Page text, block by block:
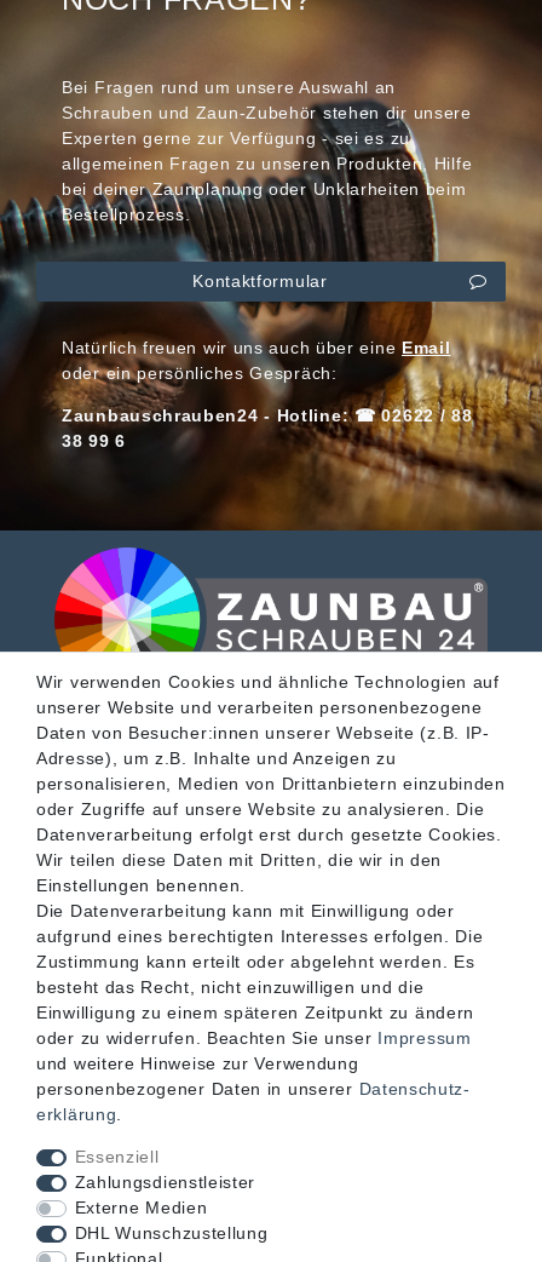
Bei Fragen rund um unsere Auswahl an
Schrauben und Zaun-Zubehör stehen dir unsere
Experten gerne zur Verfügung - sei es zu
allgemeinen Fragen zu unseren Produkten, Hilfe
bei deiner Zaunplanung oder Unklarheiten beim
Bestellprozess.
Kontaktformular
Natürlich freuen wir uns auch über eineEmail
oder ein persönliches Gespräch:
Zaunbauschrauben24 - Hotline: ☎ 02622 / 88
38 99 6
SERVICE
INFORMATIONEN
KONTAKT
Wir verwenden Cookies und ähnliche Technologien auf
unserer Website und verarbeiten personenbezogene
Daten von Besucher:innen unserer Webseite (z.B. IP-
Adresse), um z.B. Inhalte und Anzeigen zu
personalisieren, Medien von Drittanbietern einzubinden
oder Zugriffe auf unsere Website zu analysieren. Die
Datenverarbeitung erfolgt erst durch gesetzte Cookies.
Wir teilen diese Daten mit Dritten, die wir in den
Einstellungen benennen.
Die Datenverarbeitung kann mit Einwilligung oder
aufgrund eines berechtigten Interesses erfolgen. Die
Zustimmung kann erteilt oder abgelehnt werden. Es
besteht das Recht, nicht einzuwilligen und die
Einwilligung zu einem späteren Zeitpunkt zu ändern
oder zu widerrufen. Beachten Sie unser Impressum
und weitere Hinweise zur Verwendung
personenbezogener Daten in unserer Daten­schutz­
erklärung
Essenziell
Zahlungsdienstleister
Externe Medien
DHL Wunschzustellung